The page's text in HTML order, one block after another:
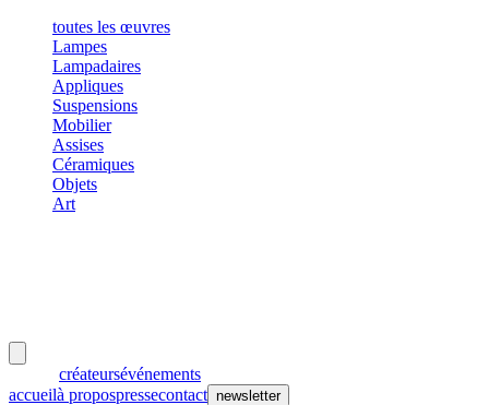
toutes les œuvres
Lampes
Lampadaires
Appliques
Suspensions
Mobilier
Assises
Céramiques
Objets
Art
créateursévénements
accueilà propospressecontact newsletter